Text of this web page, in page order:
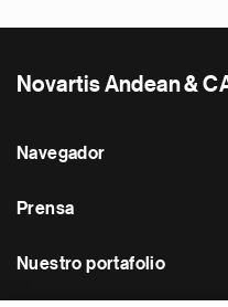
Novartis Andean &
Navegador
Prensa
Nuestro portafolio